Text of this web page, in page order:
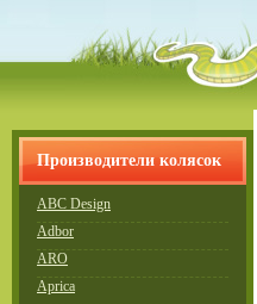
Производители колясок
ABC Design
Adbor
ARO
Aprica